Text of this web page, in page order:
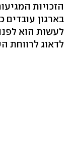
הזכויות
בארגון עובדים
לעשות הוא
לדאוג לרווחת